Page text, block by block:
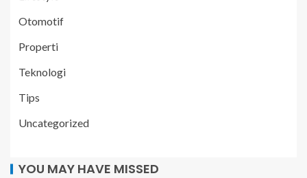
Otomotif
Properti
Teknologi
Tips
Uncategorized
YOU MAY HAVE MISSED